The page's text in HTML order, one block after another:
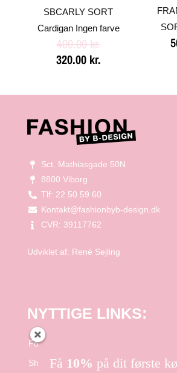
SBCARLY SORT
Cardigan Ingen farve
400.00kr.
320.00 kr.
Sct. Mathiasgade 50N
8800 Viborg
Tlf: 22 50 59 60
Kontakt@fashionbyb-design.dk
CVR: 39117762
Udviklet af: René Sejling
NYTTIGE LINKS:
Forside
Shop Få 10% på dit første